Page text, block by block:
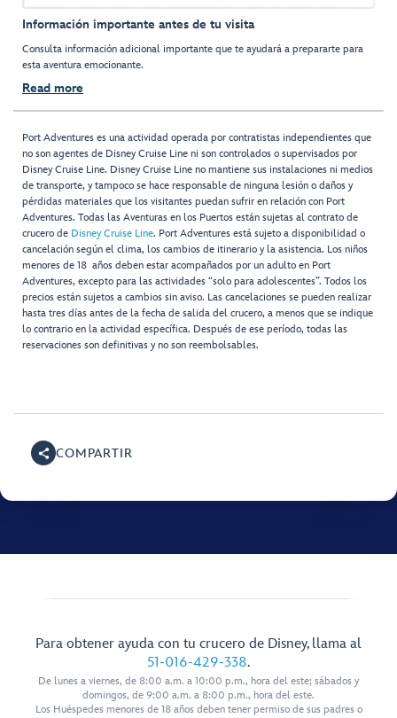
Información importante antes de tu visita
Consulta información adicional importante que te ayudará a prepararte para
esta aventura emocionante.
Read more
Port Adventures es una actividad operada por contratistas independientes que
no son agentes de Disney Cruise Line ni son controlados o supervisados por
Disney Cruise Line. Disney Cruise Line no mantiene sus instalaciones ni medios
de transporte, y tampoco se hace responsable de ninguna lesión o daños y
pérdidas materiales que los visitantes puedan sufrir en relación con Port
Adventures. Todas las Aventuras en los Puertos están sujetas al contrato de
crucero de Disney Cruise Line. Port Adventures está sujeto a disponibilidad o
cancelación según el clima, los cambios de itinerario y la asistencia. Los niños
menores de 18 años deben estar acompañados por un adulto en Port
Adventures, excepto para las actividades “solo para adolescentes”. Todos los
precios están sujetos a cambios sin aviso. Las cancelaciones se pueden realizar
hasta tres días antes de la fecha de salida del crucero, a menos que se indique
lo contrario en la actividad específica. Después de ese período, todas las
reservaciones son definitivas y no son reembolsables.
COMPARTIR
Para obtener ayuda con tu crucero de Disney, llama al
51-016-429-338.
De lunes a viernes, de 8:00 a.m. a 10:00 p.m., hora del este; sábados y
domingos, de 9:00 a.m. a 8:00 p.m., hora del este.
Los Huéspedes menores de 18 años deben tener permiso de sus padres o